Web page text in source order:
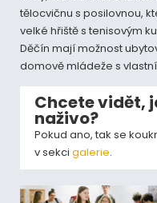
tělocvičnu s posilovnou,
velké hřiště s tenisovým
Děčín mají možnost
domově mládeže s
Chcete vidět,
naživo?
Pokud ano, tak se
v sekci galerie.